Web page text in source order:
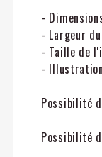
-
- Largeur
- Taille de
-
Possibilité
Possibilité